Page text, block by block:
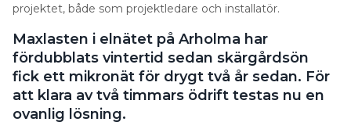
projektet, både som projektledare och installatör.
Maxlasten i elnätet på Arholma har
fördubblats vintertid sedan skärgårdsön
fick ett mikronät för drygt två år sedan. För
att klara av två timmars ödrift testas nu en
ovanlig lösning.